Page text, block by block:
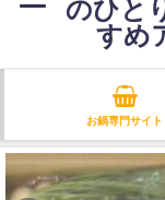
のひと
すめ
お鍋専門サイト